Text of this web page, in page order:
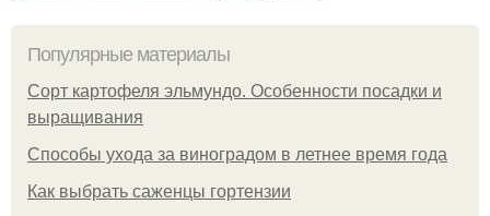
Популярные материалы
Сорт картофеля эльмундо. Особенности посадки и
выращивания
Способы ухода за виноградом в летнее время года
Как выбрать саженцы гортензии